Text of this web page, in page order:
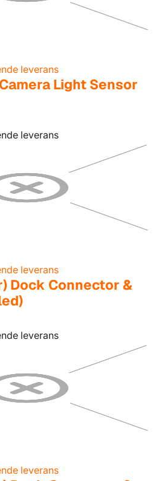
leverans
Light Sensor
leverans
leverans
Dock Connector &
leverans
leverans